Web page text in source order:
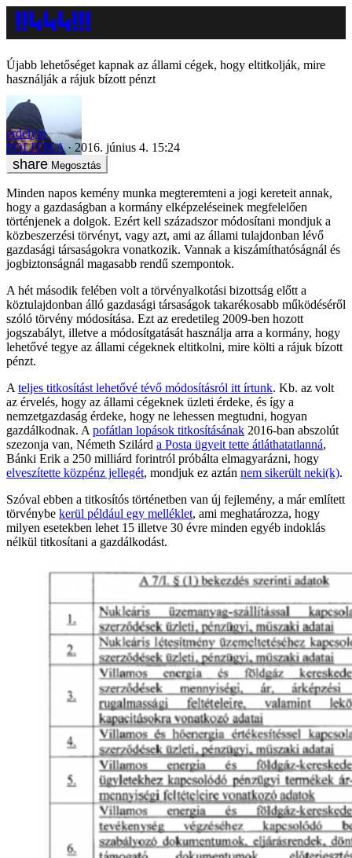
Újabb lehetőséget kapnak az állami cégek, hogy eltitkolják, mire
használják a rájuk bízott pénzt
erdelyip
POLITIKA
2016. június 4. 15:24
Megosztás
Minden napos kemény munka megteremteni a jogi kereteit annak,
hogy a gazdaságban a kormány elképzeléseinek megfelelően
történjenek a dolgok. Ezért kell századszor módosítani mondjuk a
közbeszerzési törvényt, vagy azt, ami az állami tulajdonban lévő
gazdasági társaságokra vonatkozik. Vannak a kiszámíthatóságnál és
jogbiztonságnál magasabb rendű szempontok.
A hét második felében volt a törvényalkotási bizottság előtt a
köztulajdonban álló gazdasági társaságok takarékosabb működéséről
szóló törvény módosítása. Ezt az eredetileg 2009-ben hozott
jogszabályt, illetve a módosítgatását használja arra a kormány, hogy
lehetővé tegye az állami cégeknek eltitkolni, mire költi a rájuk bízott
pénzt.
A teljes titkosítást lehetővé tévő módosításról itt írtunk. Kb. az volt
az érvelés, hogy az állami cégeknek üzleti érdeke, és így a
nemzetgazdaság érdeke, hogy ne lehessen megtudni, hogyan
gazdálkodnak. A pofátlan lopások titkosításának 2016-ban abszolút
szezonja van, Németh Szilárd a Posta ügyeit tette átláthatatlanná,
Bánki Erik a 250 milliárd forintról próbálta elmagyarázni, hogy
elveszítette közpénz jellegét, mondjuk ez aztán nem sikerült neki(k).
Szóval ebben a titkosítós történetben van új fejlemény, a már említett
törvénybe kerül például egy melléklet, ami meghatározza, hogy
milyen esetekben lehet 15 illetve 30 évre minden egyéb indoklás
nélkül titkosítani a gazdálkodást.